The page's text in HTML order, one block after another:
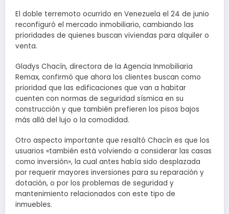
El doble terremoto ocurrido en Venezuela el 24 de junio
reconfiguró el mercado inmobiliario, cambiando las
prioridades de quienes buscan viviendas para alquiler o
venta.
Gladys Chacín, directora de la Agencia Inmobiliaria
Remax, confirmó que ahora los clientes buscan como
prioridad que las edificaciones que van a habitar
cuenten con normas de seguridad sísmica en su
construcción y que también prefieren los pisos bajos
más allá del lujo o la comodidad.
Otro aspecto importante que resaltó Chacín es que los
usuarios «también está volviendo a considerar las casas
como inversión», la cual antes había sido desplazada
por requerir mayores inversiones para su reparación y
dotación, o por los problemas de seguridad y
mantenimiento relacionados con este tipo de
inmuebles.